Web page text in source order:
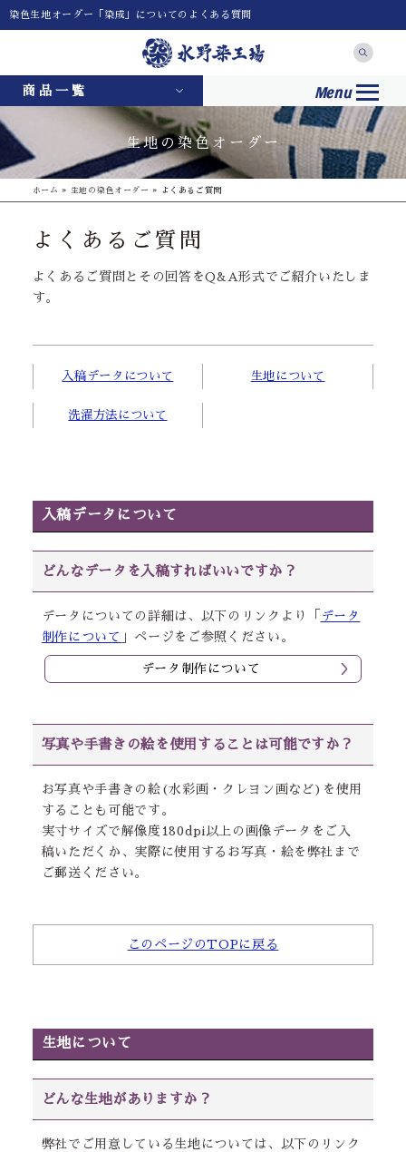
染色生地オーダー「染成」についてのよくある質問
商品一覧 Menu
生地の染色オーダー
ホーム » 生地の染色オーダー » よくあるご質問
よくあるご質問
よくあるご質問とその回答をQ&A形式でご紹介いたしま
す。
入稿データについて 生地について
洗濯方法について
入稿データについて
どんなデータを入稿すればいいですか？
データについての詳細は、以下のリンクより「 データ
制作について 」ページをご参照ください。
データ制作について
写真や手書きの絵を使用することは可能ですか？
お写真や手書きの絵(水彩画・クレヨン画など)を使用
することも可能です。
実寸サイズで解像度180dpi以上の画像データをご入
稿いただくか、実際に使用するお写真・絵を弊社まで
ご郵送ください。
このページのTOPに戻る
生地について
どんな生地がありますか？
弊社でご用意している生地については、以下のリンク